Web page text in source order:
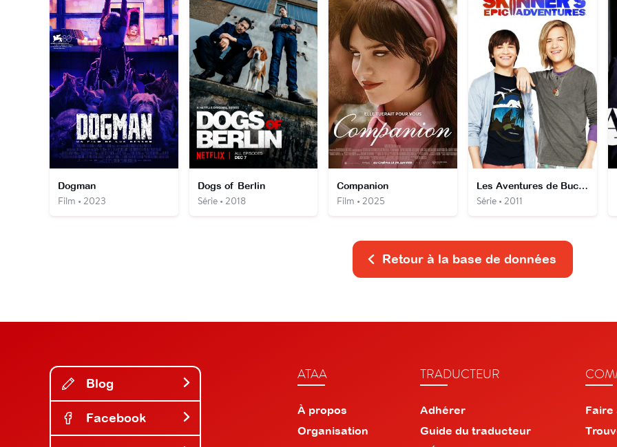
Dogman
Film • 2023
Dogs of Berlin
Série • 2018
Companion
Film • 2025
Les Aventures de Bucket et Skinner
Série • 2011
Retour à la base de données
Blog
Facebook
ATAA
À propos
Organisation
TRADUCTEUR
Adhérer
Guide du traducteur